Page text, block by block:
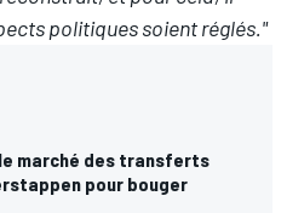
politiques soient réglés."
marché des transferts
pour bouger